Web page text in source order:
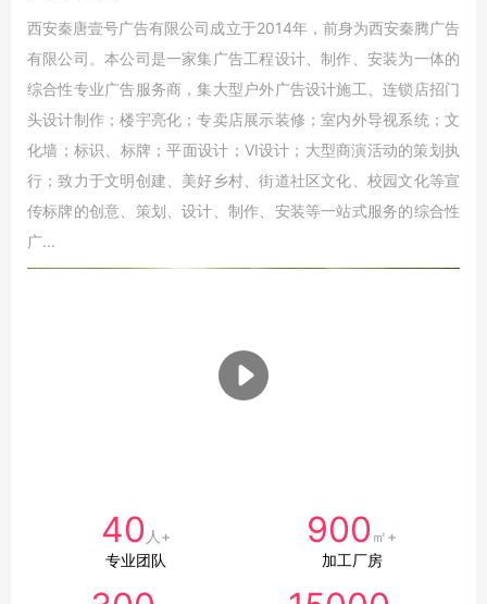
西安秦唐壹号广告有限公司成立于2014年，前身为西安秦腾广告
有限公司。本公司是一家集广告工程设计、制作、安装为一体的
综合性专业广告服务商，集大型户外广告设计施工、连锁店招门
头设计制作；楼宇亮化；专卖店展示装修；室内外导视系统；文
化墙；标识、标牌；平面设计；VI设计；大型商演活动的策划执
行；致力于文明创建、美好乡村、街道社区文化、校园文化等宣
传标牌的创意、策划、设计、制作、安装等一站式服务的综合性
广...
40 人+
专业团队
900 ㎡+
加工厂房